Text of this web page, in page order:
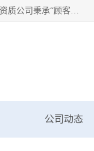
北京茗瀚企业管理咨询有限公司（18513065501.b2b168.com）空调制冷维修资质,油烟管道清洗资质,清洗行业资质公司秉承“顾客至上，锐意进缺的经营理念，我们提供高质量的产品，坚持“客户”的原则为广大客户提供贴心服务。如果你对公司的产品感兴趣，可以联系高经理，我们会用好的产品和服务让您满意。
公司动态